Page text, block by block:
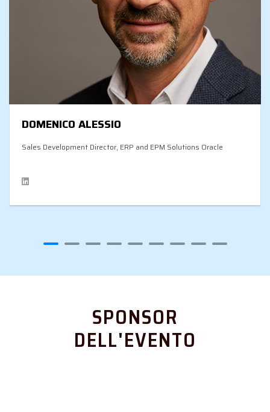
DOMENICO ALESSIO
Sales Development Director, ERP and EPM Solutions Oracle
SPONSOR
DELL'EVENTO